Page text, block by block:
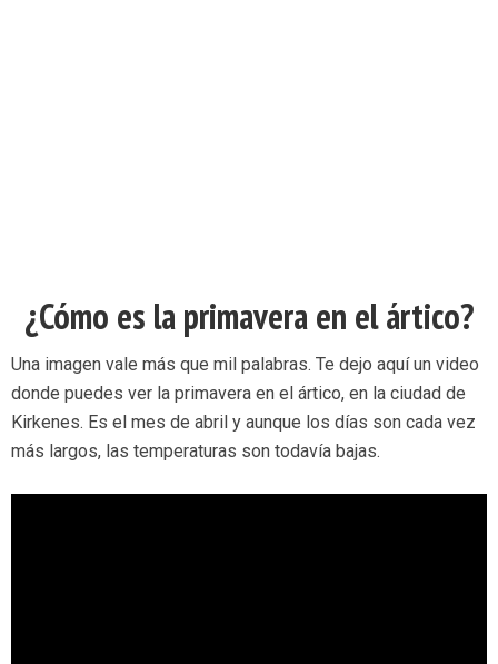
¿Cómo es la primavera en el ártico?
Una imagen vale más que mil palabras. Te dejo aquí un video
donde puedes ver la primavera en el ártico, en la ciudad de
Kirkenes. Es el mes de abril y aunque los días son cada vez
más largos, las temperaturas son todavía bajas.